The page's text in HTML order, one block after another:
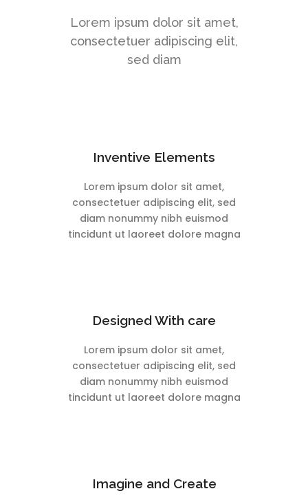
Lorem ipsum dolor sit amet,
consectetuer adipiscing elit,
sed diam
Inventive Elements
Lorem ipsum dolor sit amet,
consectetuer adipiscing elit, sed
diam nonummy nibh euismod
tincidunt ut laoreet dolore magna
Designed With care
Lorem ipsum dolor sit amet,
consectetuer adipiscing elit, sed
diam nonummy nibh euismod
tincidunt ut laoreet dolore magna
Imagine and Create